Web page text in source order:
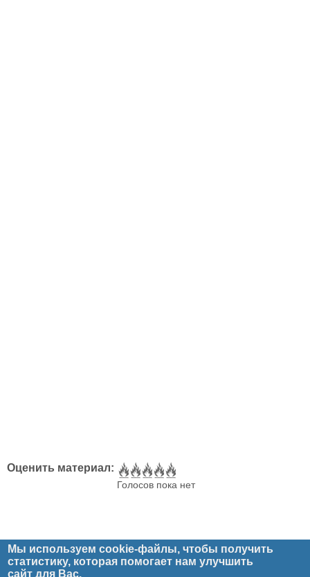
Оценить материал:
Голосов пока нет
Главное меню
Главная Рецензии Статьи Юмор Блог
Мультимедиа
Мы используем cookie-файлы, чтобы получить
статистику, которая помогает нам улучшить
сайт для Вас.